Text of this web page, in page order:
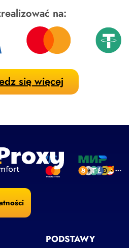
na:
się więcej
PODSTAWY